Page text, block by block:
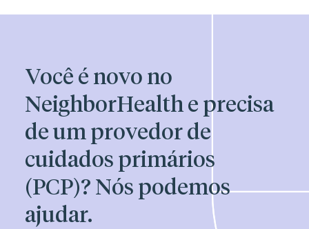
Você é novo no
NeighborHealth e precisa
de um provedor de
cuidados primários
(PCP)? Nós podemos
ajudar.